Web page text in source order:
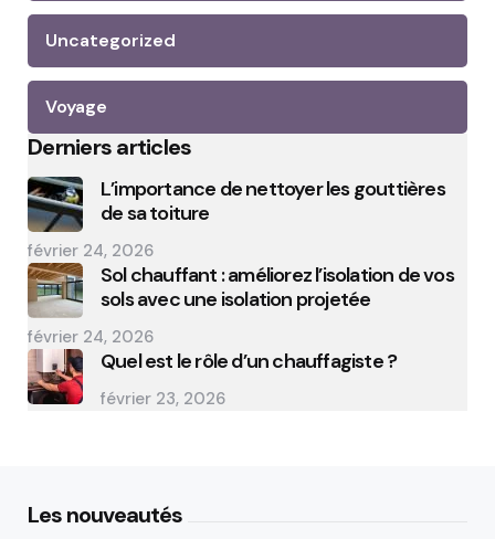
Uncategorized
Voyage
Derniers articles
L’importance de nettoyer les gouttières
de sa toiture
février 24, 2026
Sol chauffant : améliorez l’isolation de vos
sols avec une isolation projetée
février 24, 2026
Quel est le rôle d’un chauffagiste ?
février 23, 2026
Les nouveautés